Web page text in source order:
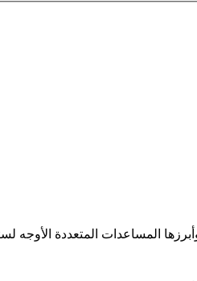
المساعدات المتعددة